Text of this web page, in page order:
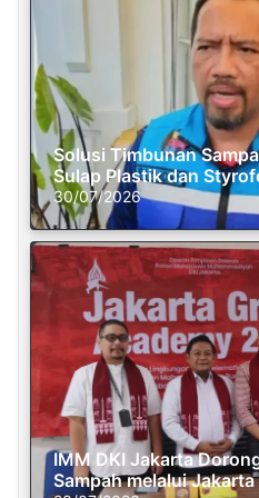
Solusi Timbunan
Sulap Plastik dan
30/07/2026
IMM DKI Jakarta
Sampah melalui